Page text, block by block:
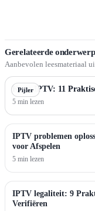
Gerelateerde
Aanbevolen leesmateriaal
Pijler
Koop IPTV: 11
5 min lezen
IPTV problemen
voor Afspelen
5 min lezen
IPTV legaliteit: 9
Verifiëren